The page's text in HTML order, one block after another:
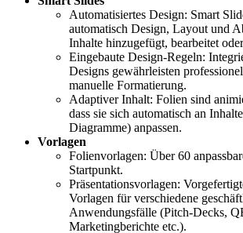
Automatisiertes Design: Smart
automatisch Design, Layout und
Inhalte hinzugefügt, bearbeitet
Eingebaute Design-Regeln:
Designs gewährleisten
manuelle Formatierung.
Adaptiver Inhalt: Folien sind
dass sie sich automatisch an
Diagramme) anpassen.
Vorlagen
Folienvorlagen: Über 60
Startpunkt.
Präsentationsvorlagen:
Vorlagen für verschiedene
Anwendungsfälle (Pitch-Decks,
Marketingberichte etc.).